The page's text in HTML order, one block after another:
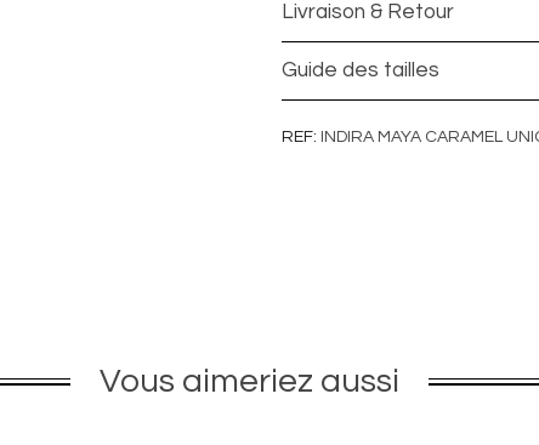
Livraison & Retour
Guide des tailles
REF INDIRA MAYA CARAMEL
Vous aimeriez aussi